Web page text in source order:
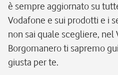
è sempre aggiornato su
Vodafone e sui prodotti e i
non sai quale scegliere, nel
Borgomanero ti sapremo
giusta per te.